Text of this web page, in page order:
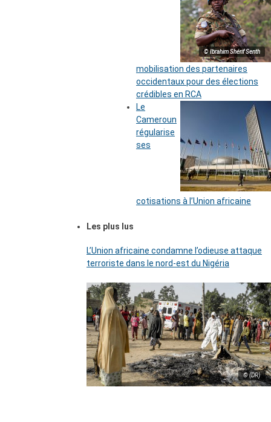
© Ibrahim Shérif Senth
mobilisation des partenaires
occidentaux pour des élections
crédibles en RCA
Le
Cameroun
régularise
ses
cotisations à l’Union africaine
Les plus lus
L’Union africaine condamne l’odieuse attaque
terroriste dans le nord-est du Nigéria
© (DR)